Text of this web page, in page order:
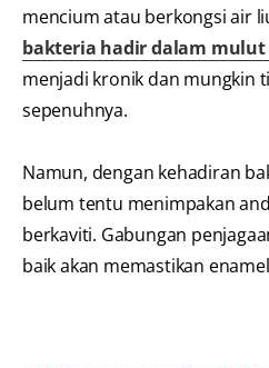
mencium atau berkongsi air
bakteria hadir dalam
menjadi kronik dan mungkin
sepenuhnya.
Namun, dengan kehadiran
belum tentu menimpakan
berkaviti. Gabungan
baik akan memastikan